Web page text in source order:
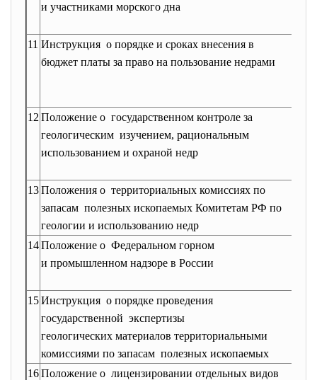
и участниками морского дна
11 Инструкция о порядке и сроках внесения в
бюджет платы за право на пользование недрами
12 Положение о государственном контроле за
геологическим изучением, рациональным
использованием и охраной недр
13Положения о территориальных комиссиях по
запасам полезных ископаемых Комитетам РФ по
геологии и использованию недр
14Положение о Федеральном горном
и промышленном надзоре в России
15Инструкция о порядке проведения
государственной экспертизы
геологических материалов территориальными
комиссиями по запасам полезных ископаемых
16Положение о лицензировании отдельных видов